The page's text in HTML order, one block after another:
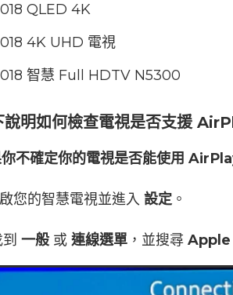
QLED 4K
4K UHD 電視
智慧 Full HDTV N5300
說明如何檢查電視是否支援
不確定你的電視是否能使用
您的智慧電視並進入設定 。
到一般 或連線選單 ，並搜尋